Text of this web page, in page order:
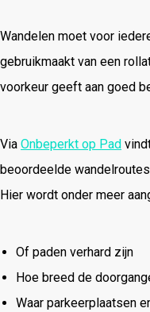
Wandelen moet voor
gebruikmaakt van een
voorkeur geeft aan goed
Via Onbeperkt op Pad
beoordeelde
Hier wordt onder meer
Of paden verhard zijn
Hoe breed de
Waar parkeerplaatsen